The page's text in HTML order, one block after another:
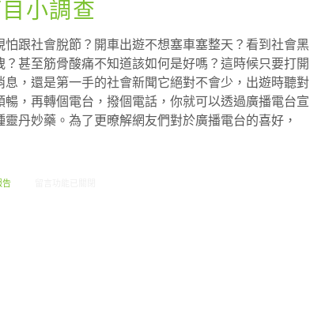
小調查
跟社會脫節？開車出遊不想塞車塞整天？看到社會黑
甚至筋骨酸痛不知道該如何是好嗎？這時候只要打開
，還是第一手的社會新聞它絕對不會少，出遊時聽對
，再轉個電台，撥個電話，你就可以透過廣播電台宣
丹妙藥。為了更暸解網友們對於廣播電台的喜好，
告